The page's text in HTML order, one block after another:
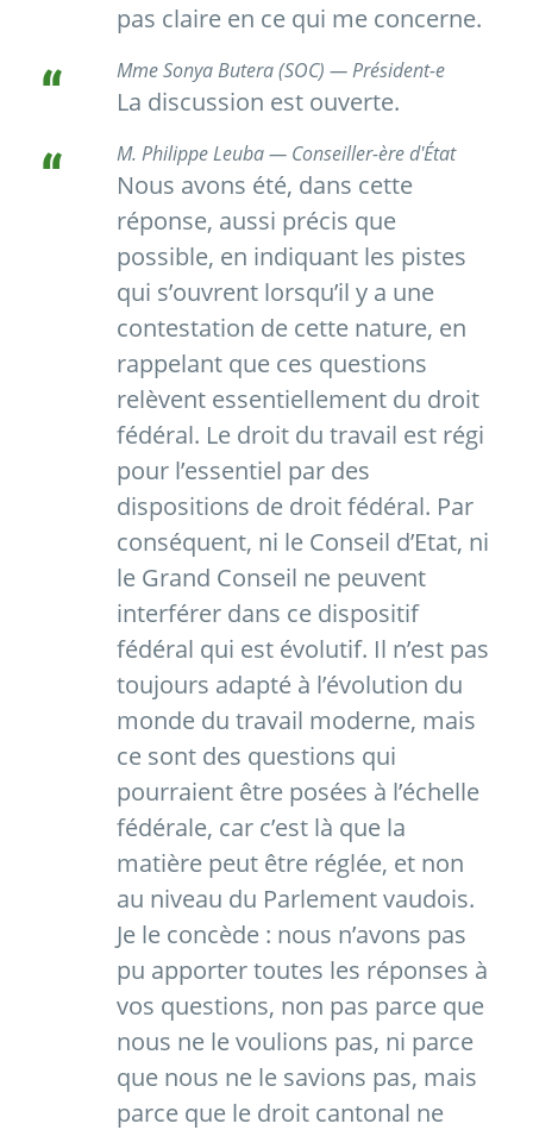
pas claire en ce qui me concerne.
Mme Sonya Butera (SOC) — Président-e
La discussion est ouverte.
M. Philippe Leuba — Conseiller-ère d'État
Nous avons été, dans cette
réponse, aussi précis que
possible, en indiquant les pistes
qui s’ouvrent lorsqu’il y a une
contestation de cette nature, en
rappelant que ces questions
relèvent essentiellement du droit
fédéral. Le droit du travail est régi
pour l’essentiel par des
dispositions de droit fédéral. Par
conséquent, ni le Conseil d’Etat, ni
le Grand Conseil ne peuvent
interférer dans ce dispositif
fédéral qui est évolutif. Il n’est pas
toujours adapté à l’évolution du
monde du travail moderne, mais
ce sont des questions qui
pourraient être posées à l’échelle
fédérale, car c’est là que la
matière peut être réglée, et non
au niveau du Parlement vaudois.
Je le concède : nous n’avons pas
pu apporter toutes les réponses à
vos questions, non pas parce que
nous ne le voulions pas, ni parce
que nous ne le savions pas, mais
parce que le droit cantonal ne